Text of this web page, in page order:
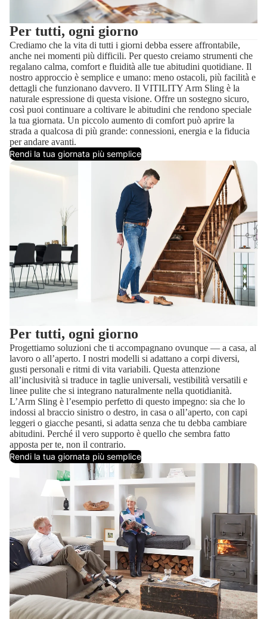
Per tutti, ogni giorno
Crediamo che la vita di tutti i giorni debba essere affrontabile,
anche nei momenti più difficili. Per questo creiamo strumenti che
regalano calma, comfort e fluidità alle tue abitudini quotidiane. Il
nostro approccio è semplice e umano: meno ostacoli, più facilità e
dettagli che funzionano davvero. Il VITILITY Arm Sling è la
naturale espressione di questa visione. Offre un sostegno sicuro,
così puoi continuare a coltivare le abitudini che rendono speciale
la tua giornata. Un piccolo aumento di comfort può aprire la
strada a qualcosa di più grande: connessioni, energia e la fiducia
per andare avanti.
Rendi la tua giornata più semplice
Per tutti, ogni giorno
Progettiamo soluzioni che ti accompagnano ovunque — a casa, al
lavoro o all’aperto. I nostri modelli si adattano a corpi diversi,
gusti personali e ritmi di vita variabili. Questa attenzione
all’inclusività si traduce in taglie universali, vestibilità versatili e
linee pulite che si integrano naturalmente nella quotidianità.
L’Arm Sling è l’esempio perfetto di questo impegno: sia che lo
indossi al braccio sinistro o destro, in casa o all’aperto, con capi
leggeri o giacche pesanti, si adatta senza che tu debba cambiare
abitudini. Perché il vero supporto è quello che sembra fatto
apposta per te, non il contrario.
Rendi la tua giornata più semplice